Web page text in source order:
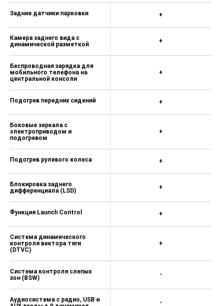
Задние датчики парковки
Камера заднего вида с
динамической разметкой
Беспроводная зарядка для
мобильного телефона на
центральной консоли
Подогрев передних сидений
Боковые зеркала с
электроприводом и
подогревом
Подогрев рулевого колеса
Блокировка заднего
дифференциала (LSD)
Функция Launch Control
Система динамического
контроля вектора тяги
(DTVC)
Система контроля слепых
зон (BSW)
Аудиосистема с радио, USB и
+
+
+
+
+
+
+
+
+
-
-